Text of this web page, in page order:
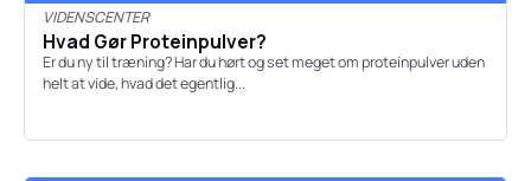
VIDENSCENTER
Hvad Gør Proteinpulver?
Er du ny til træning? Har du hørt og set meget om proteinpulver uden
helt at vide, hvad det egentlig...